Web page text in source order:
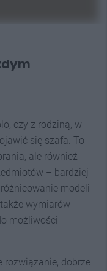
czy z rodziną, w
się szafa. To
ale również
– bardziej
modeli
wymiarów
możliwości
rozwiązanie, dobrze